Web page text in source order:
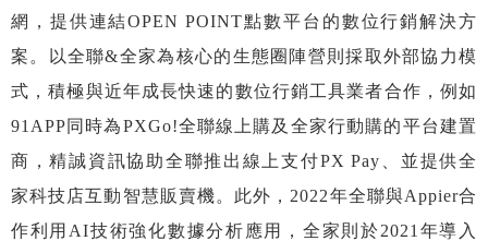
網，提供連結OPEN POINT點數平台的數位行銷解決方
案。以全聯&全家為核心的生態圈陣營則採取外部協力模
式，積極與近年成長快速的數位行銷工具業者合作，例如
91APP同時為PXGo!全聯線上購及全家行動購的平台建置
商，精誠資訊協助全聯推出線上支付PX Pay、並提供全
家科技店互動智慧販賣機。此外，2022年全聯與Appier合
作利用AI技術強化數據分析應用，全家則於2021年導入